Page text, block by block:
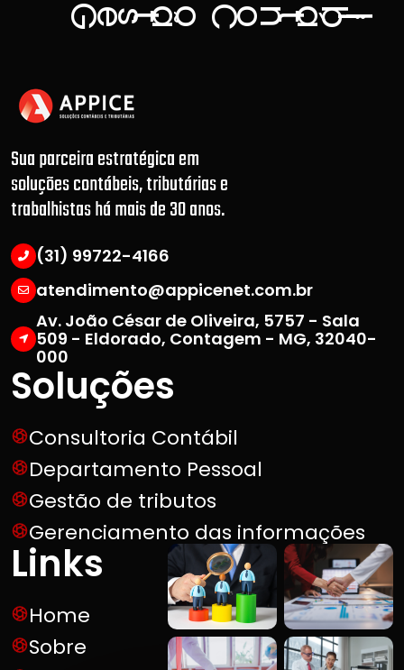
G
e
s
t
ãoC
on
t
áb
i
l
.
Sua parceira estratégica em
soluções contábeis, tributárias e
trabalhistas há mais de 30 anos.
(31) 99722-4166
atendimento@appicenet.com.br
Av. João César de Oliveira, 5757 - Sala
509 - Eldorado, Contagem - MG, 32040-
000
Soluções
Consultoria Contábil
Departamento Pessoal
Gestão de tributos
Gerenciamento das informações
Links
Home
Sobre